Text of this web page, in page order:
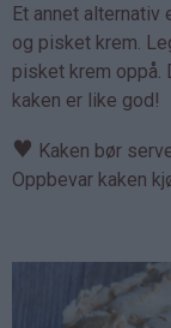
Et annet alternativ
og pisket krem.
pisket krem oppå.
kaken er like god!
♥ Kaken bør
Oppbevar kaken